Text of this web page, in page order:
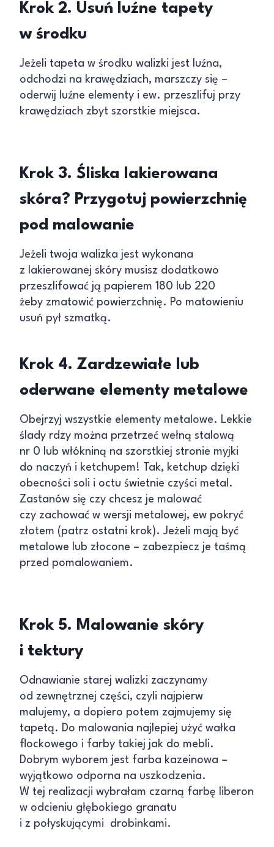
Krok 2. Usuń luźne tapety
w środku
Jeżeli tapeta w środku walizki jest luźna,
odchodzi na krawędziach, marszczy się –
oderwij luźne elementy i ew. przeszlifuj przy
krawędziach zbyt szorstkie miejsca.
Krok 3. Śliska lakierowana
skóra? Przygotuj powierzchnię
pod malowanie
Jeżeli twoja walizka jest wykonana
z lakierowanej skóry musisz dodatkowo
przeszlifować ją papierem 180 lub 220
żeby zmatowić powierzchnię. Po matowieniu
usuń pył szmatką.
Krok 4. Zardzewiałe lub
oderwane elementy metalowe
Obejrzyj wszystkie elementy metalowe. Lekkie
ślady rdzy można przetrzeć wełną stalową
nr 0 lub włókniną na szorstkiej stronie myjki
do naczyń i ketchupem! Tak, ketchup dzięki
obecności soli i octu świetnie czyści metal.
Zastanów się czy chcesz je malować
czy zachować w wersji metalowej, ew pokryć
złotem (patrz ostatni krok). Jeżeli mają być
metalowe lub złocone – zabezpiecz je taśmą
przed pomalowaniem.
Krok 5. Malowanie skóry
i tektury
Odnawianie starej walizki zaczynamy
od zewnętrznej części, czyli najpierw
malujemy, a dopiero potem zajmujemy się
tapetą. Do malowania najlepiej użyć wałka
flockowego i farby takiej jak do mebli.
Dobrym wyborem jest farba kazeinowa –
wyjątkowo odporna na uszkodzenia.
W tej realizacji wybrałam czarną farbę liberon
w odcieniu głębokiego granatu
i z połyskującymi drobinkami.